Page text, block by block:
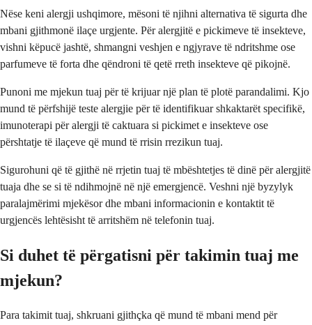
Nëse keni alergji ushqimore, mësoni të njihni alternativa të sigurta dhe
mbani gjithmonë ilaçe urgjente. Për alergjitë e pickimeve të insekteve,
vishni këpucë jashtë, shmangni veshjen e ngjyrave të ndritshme ose
parfumeve të forta dhe qëndroni të qetë rreth insekteve që pikojnë.
Punoni me mjekun tuaj për të krijuar një plan të plotë parandalimi. Kjo
mund të përfshijë teste alergjie për të identifikuar shkaktarët specifikë,
imunoterapi për alergji të caktuara si pickimet e insekteve ose
përshtatje të ilaçeve që mund të rrisin rrezikun tuaj.
Sigurohuni që të gjithë në rrjetin tuaj të mbështetjes të dinë për alergjitë
tuaja dhe se si të ndihmojnë në një emergjencë. Veshni një byzylyk
paralajmërimi mjekësor dhe mbani informacionin e kontaktit të
urgjencës lehtësisht të arritshëm në telefonin tuaj.
Si duhet të përgatisni për takimin tuaj me
mjekun?
Para takimit tuaj, shkruani gjithçka që mund të mbani mend për